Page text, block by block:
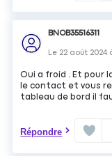
BNOB35516311
Le 22 août 2024
Oui a froid . Et pour
le contact et vous
tableau de bord il
Répondre